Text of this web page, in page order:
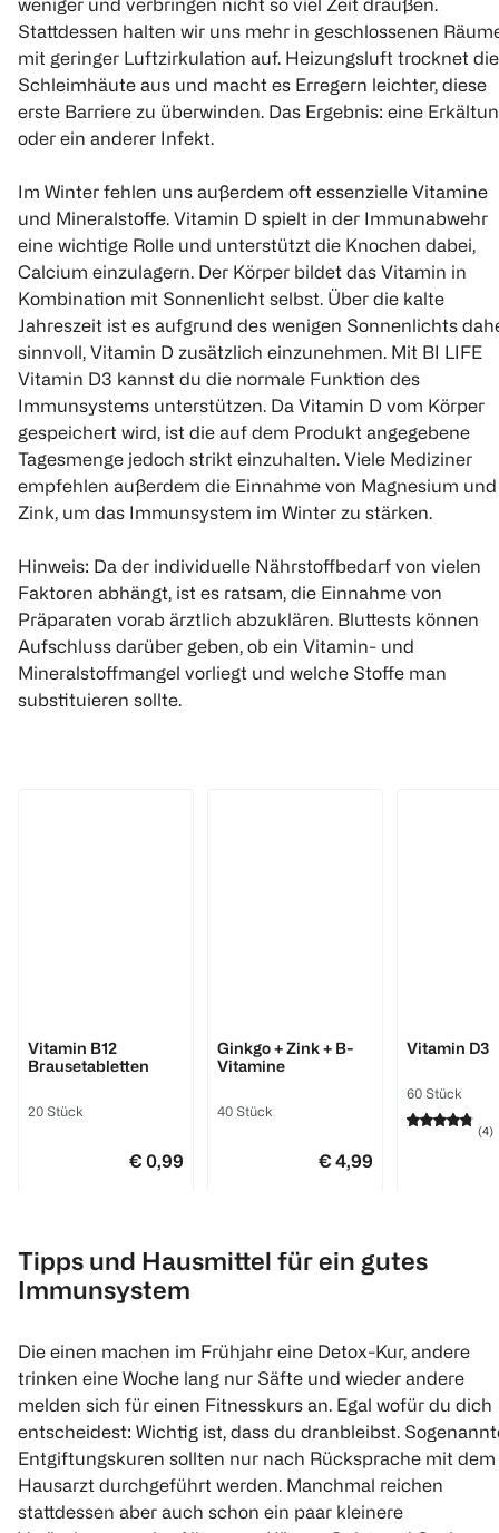
Stattdessen halten wir uns mehr in geschlossenen
mit geringer Luftzirkulation auf. Heizungsluft trocknet die
Schleimhäute aus und macht es Erregern leichter, diese
erste Barriere zu überwinden. Das Ergebnis: eine
oder ein anderer Infekt.
Im Winter fehlen uns außerdem oft essenzielle Vitamine
und Mineralstoffe. Vitamin D spielt in der Immunabwehr
eine wichtige Rolle und unterstützt die Knochen dabei,
Calcium einzulagern. Der Körper bildet das Vitamin in
Kombination mit Sonnenlicht selbst. Über die kalte
Jahreszeit ist es aufgrund des wenigen Sonnenlichts
sinnvoll, Vitamin D zusätzlich einzunehmen. Mit BI LIFE
Vitamin D3 kannst du die normale Funktion des
Immunsystems unterstützen. Da Vitamin D vom Körper
gespeichert wird, ist die auf dem Produkt angegebene
Tagesmenge jedoch strikt einzuhalten. Viele Mediziner
empfehlen außerdem die Einnahme von Magnesium und
Zink, um das Immunsystem im Winter zu stärken.
Hinweis: Da der individuelle Nährstoffbedarf von vielen
Faktoren abhängt, ist es ratsam, die Einnahme von
Präparaten vorab ärztlich abzuklären. Bluttests können
Aufschluss darüber geben, ob ein Vitamin- und
Mineralstoffmangel vorliegt und welche Stoffe man
substituieren sollte.
Vitamin B12
Brausetabletten
20 Stück
€ 0,99
Quantity: 1
Ginkgo + Zink + B-
Vitamine
40 Stück
€ 4,99
Quantity: 1
Vitamin D3
60 Stück
(4)
Quantity:
DOPPELHERZ
B12 + D3 Duo Aktiv
NATURE LOVE
Vitamin B12
Kneipp
Tipps und Hausmittel für ein gutes
Immunsystem
Die einen machen im Frühjahr eine Detox-Kur, andere
trinken eine Woche lang nur Säfte und wieder andere
melden sich für einen Fitnesskurs an. Egal wofür du dich
entscheidest: Wichtig ist, dass du dranbleibst.
Entgiftungskuren sollten nur nach Rücksprache mit dem
Hausarzt durchgeführt werden. Manchmal reichen
stattdessen aber auch schon ein paar kleinere